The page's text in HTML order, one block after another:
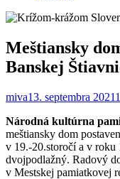
Meštiansky
Banskej
miva13. septembra 2021
Národná kultúrna
meštiansky dom
v 19.-20.storočí a v
dvojpodlažný. Radový
v Mestskej pamiatkovej